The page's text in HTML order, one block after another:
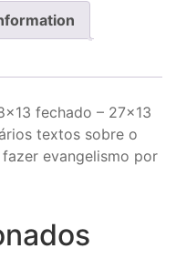
fechado – 27×13
textos sobre o
evangelismo por